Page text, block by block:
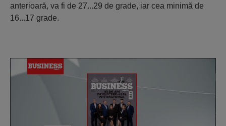
anterioară, va fi de 27...29 de grade, iar cea minimă de
16...17 grade.